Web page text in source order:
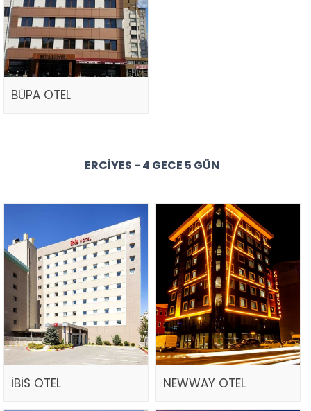
BÜPA OTEL
ERCIYES - 4 GECE 5 GÜN
İBİS OTEL NEWWAY OTEL